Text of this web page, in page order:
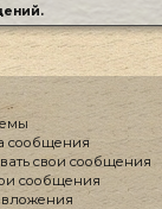
сообщения
свои сообщения
сообщения